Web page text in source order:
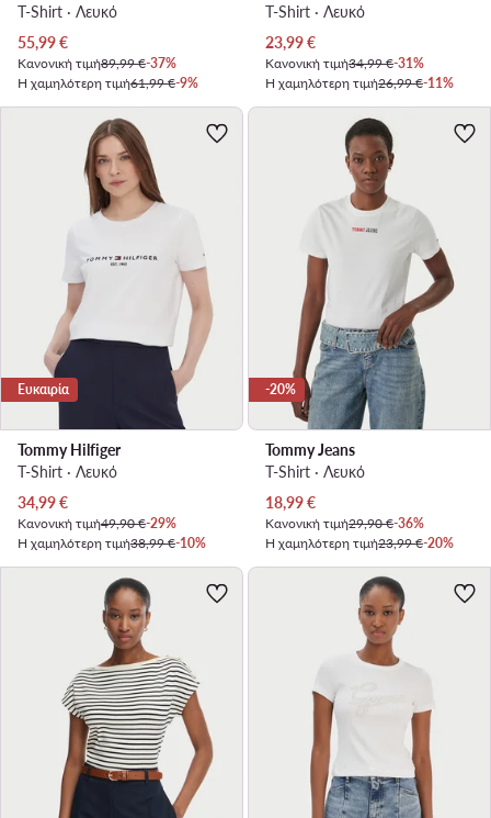
T-Shirt · Λευκό
Τρέχουσα τιμή
55,99€
Κανονική τιμή89,99 €-37%
Η χαμηλότερη τιμή61,99 €-9%
T-Shirt · Λευκό
Τρέχουσα τιμή
23,99€
Κανονική τιμή34,99 €-31%
Η χαμηλότερη τιμή26,99 €-11%
Ευκαιρία
Tommy Hilfiger
T-Shirt · Λευκό
Τρέχουσα τιμή
34,99€
Κανονική τιμή49,90 €-29%
Η χαμηλότερη τιμή38,99 €-10%
-20%
Tommy Jeans
T-Shirt · Λευκό
Τρέχουσα τιμή
18,99€
Κανονική τιμή29,90 €-36%
Η χαμηλότερη τιμή23,99 €-20%